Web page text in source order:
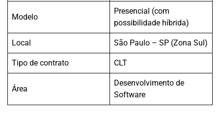
Modelo
Presencial (com
possibilidade híbrida)
Local São Paulo – SP (Zona Sul)
Tipo de contrato CLT
Área
Desenvolvimento de
Software